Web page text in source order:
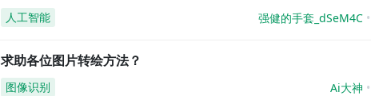
人工智能 强健的手套_dSeM4C
求助各位图片转绘方法？
图像识别 Ai大神